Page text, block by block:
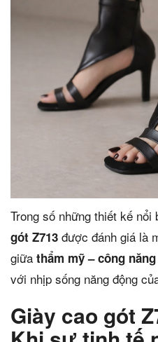
Trong số những thiết kế nổi
gót Z713 được đánh giá là
giữa thẩm mỹ – công
với nhịp sống năng động
Giày cao gót